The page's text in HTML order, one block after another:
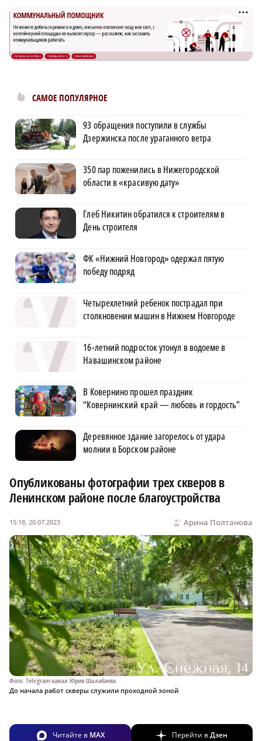
САМОЕ ПОПУЛЯРНОЕ
93 обращения поступили в службы
Дзержинска после ураганного ветра
350 пар поженились в Нижегородской
области в «красивую дату»
Глеб Никитин обратился к строителям в
День строителя
ФК «Нижний Новгород» одержал пятую
победу подряд
Четырехлетний ребенок пострадал при
столкновении машин в Нижнем Новгороде
16-летний подросток утонул в водоеме в
Навашинском районе
В Ковернино прошел праздник
“Ковернинский край — любовь и гордость”
Деревянное здание загорелось от удара
молнии в Борском районе
Опубликованы фотографии трех скверов в
Ленинском районе после благоустройства
Арина Полтанова
15:18, 20.07.2023
Фото: Telegram-канал Юрия Шалабаева
До начала работ скверы служили проходной зоной
Читайте в MAX Перейти вДзен